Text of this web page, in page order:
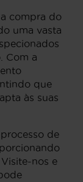
compra do
uma vasta
Com a
que
às suas
de
nos e